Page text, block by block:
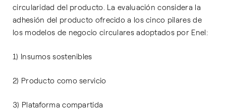
circularidad del producto. La evaluación considera la
adhesión del producto ofrecido a los cinco pilares de
los modelos de negocio circulares adoptados por Enel:
1) Insumos sostenibles
2) Producto como servicio
3) Plataforma compartida